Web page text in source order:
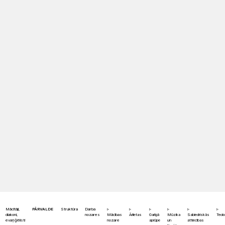
Mācītāji,
diakoni,
evaņģēlisti
PĀRVALDE Struktūra
Darba
nozares
Mācības
nozare
Ārlietas
Garīgā
aprūpe
Mūzika
un
Sabiedriskās
attiecības